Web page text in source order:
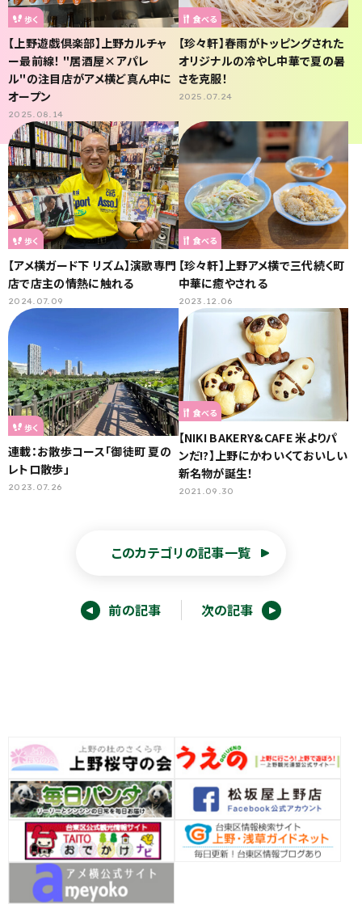
歩く
【上野遊戯倶楽部】上野カルチャ
ー最前線！ "居酒屋×アパレ
ル"の注目店がアメ横ど真ん中に
オープン
2025.08.14
食べる
【珍々軒】春雨がトッピングされた
オリジナルの冷やし中華で夏の暑
さを克服！
2025.07.24
歩く
【アメ横ガード下 リズム】演歌専門
店で店主の情熱に触れる
2024.07.09
食べる
【珍々軒】上野アメ横で三代続く町
中華に癒やされる
2023.12.06
歩く
連載：お散歩コース「御徒町 夏の
レトロ散歩」
2023.07.26
食べる
【NIKI BAKERY&CAFE 米よりパ
ンだ!?】上野にかわいくておいしい
新名物が誕生！
2021.09.30
前の記事
このカテゴリの記事一覧
次の記事